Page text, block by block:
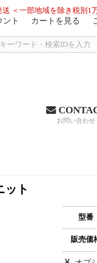
＜一部地域を除き税別1
ント カートを見る
お問い合わせ
ット
型番
販売価